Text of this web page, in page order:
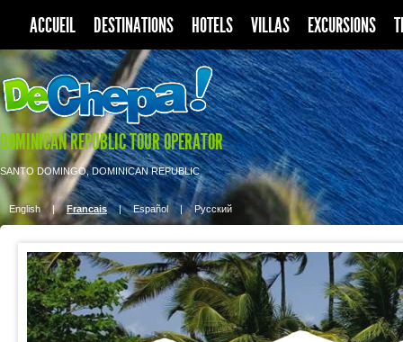
ACCUEIL DESTINATIONS HOTELS VILLAS EXCURSIONS
DOMINICAN REPUBLIC TOUR OPERATOR
SANTO DOMINGO, DOMINICAN REPUBLIC
English | Francais | Español | Pусский